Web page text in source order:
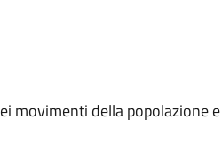
movimenti della popolazione